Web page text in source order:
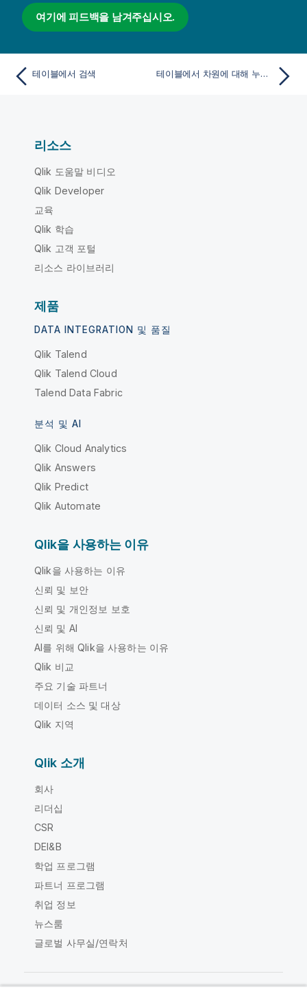
여기에 피드백을 남겨주십시오.
테이블에서 검색 테이블에서 차원에 대해 누적되는 값
리소스
Qlik 도움말 비디오
Qlik Developer
교육
Qlik 학습
Qlik 고객 포털
리소스 라이브러리
제품
DATA INTEGRATION 및 품질
Qlik Talend
Qlik Talend Cloud
Talend Data Fabric
분석 및 AI
Qlik Cloud Analytics
Qlik Answers
Qlik Predict
Qlik Automate
Qlik을 사용하는 이유
Qlik을 사용하는 이유
신뢰 및 보안
신뢰 및 개인정보 보호
신뢰 및 AI
AI를 위해 Qlik을 사용하는 이유
Qlik 비교
주요 기술 파트너
데이터 소스 및 대상
Qlik 지역
Qlik 소개
회사
리더십
CSR
DEI&B
학업 프로그램
파트너 프로그램
취업 정보
뉴스룸
글로벌 사무실/연락처